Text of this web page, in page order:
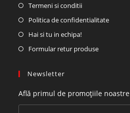
Termeni si conditii
Politica de confidentialitate
Hai si tu in echipa!
Formular retur produse
Newsletter
Află primul de promoțiile noastre